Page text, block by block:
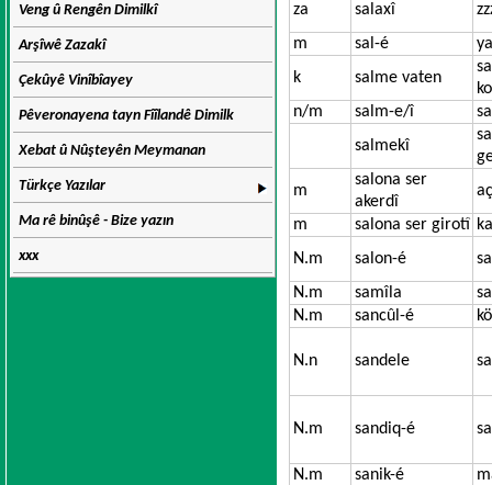
Veng û Rengên Dimilkî
Arşîwê Zazakî
Çekûyê Vinîbîayey
Pêveronayena tayn Fîîlandê Dimilk
Xebat û Nûşteyên Meymanan
Türkçe Yazılar
Ma rê binûşê - Bize yazın
xxx
za
salaxî
m
sal-é
k
salme vaten
n/m
salm-e/î
salmekî
m
salona ser
akerdî
m
salona ser girotî
N.m
salon-é
N.m
samîla
N.m
sancûl-é
N.n sandele
N.m sandiq-é
N.m sanik-é